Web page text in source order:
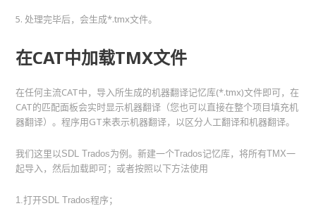
5. 处理完毕后，会生成*.tmx文件。
在CAT中加载TMX文件
在任何主流CAT中，导入所生成的机器翻译记忆库(*.tmx)文件即可，在
CAT的匹配面板会实时显示机器翻译（您也可以直接在整个项目填充机
器翻译）。程序用GT来表示机器翻译，以区分人工翻译和机器翻译。
我们这里以SDL Trados为例。新建一个Trados记忆库，将所有TMX一
起导入，然后加载即可；或者按照以下方法使用
1.打开SDL Trados程序；